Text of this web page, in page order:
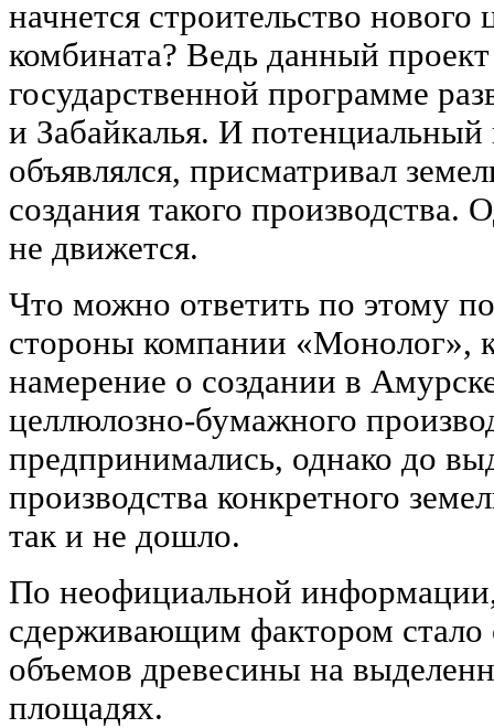
начнется строительство
комбината? Ведь данный проект
государственной программе
и Забайкалья. И потенциальный
объявлялся, присматривал
создания такого производства.
не движется.
Что можно ответить по этому
стороны компании «Монолог»,
намерение о создании в
целлюлозно-бумажного
предпринимались, однако до
производства конкретного
так и не дошло.
По неофициальной
сдерживающим фактором стало
объемов древесины на
площадях.